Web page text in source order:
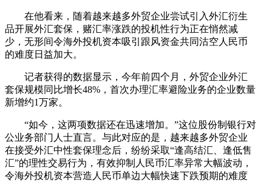
在他看来，随着越来越多外贸企业尝试引入外汇衍生
品开展外汇套保，赌汇率涨跌的投机性行为正在悄然减
少，无形间令海外投机资本吸引跟风资金共同沽空人民币
的难度日益加大。
记者获得的数据显示，今年前四个月，外贸企业外汇
套保规模同比增长48%，首次办理汇率避险业务的企业数量
新增约1万家。
“如今，这两项数据还在迅速增加。”这位股份制银行对
公业务部门人士直言。与此对应的是，越来越多外贸企业
在接受外汇中性套保理念后，纷纷采取“逢高结汇、逢低售
汇”的理性交易行为，有效抑制人民币汇率异常大幅波动，
令海外投机资本营造人民币单边大幅快速下跌预期的难度